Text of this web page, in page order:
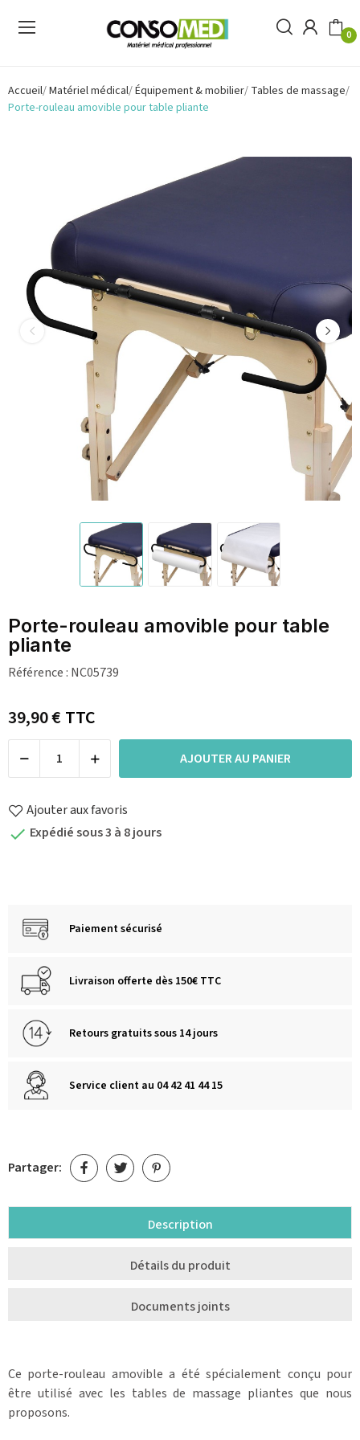
0
Accueil Matériel médical Équipement & mobilier Tables de massage
Porte-rouleau amovible pour table pliante
Porte-rouleau amovible pour table
pliante
Référence : NC05739
39,90 €TTC
AJOUTER AU PANIER
Ajouter aux favoris
 Expédié sous 3 à 8 jours
Paiement sécurisé
Livraison offerte dès 150€ TTC
Retours gratuits sous 14 jours
Service client au 04 42 41 44 15
Partager:
Description
Détails du produit
Documents joints
Ce porte-rouleau amovible a été spécialement conçu pour
être utilisé avec les tables de massage pliantes que nous
proposons.